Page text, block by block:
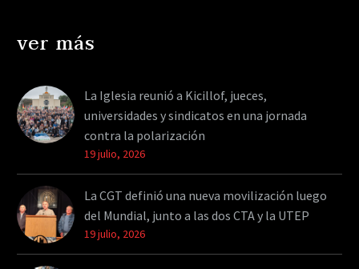
ver más
La Iglesia reunió a Kicillof, jueces,
universidades y sindicatos en una jornada
contra la polarización
19 julio, 2026
La CGT definió una nueva movilización luego
del Mundial, junto a las dos CTA y la UTEP
19 julio, 2026